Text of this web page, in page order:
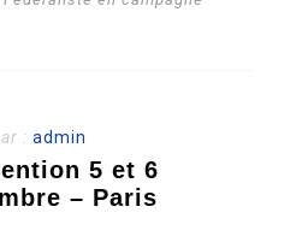
:admin
5 et 6
– Paris